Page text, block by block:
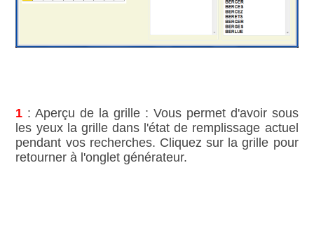
1 : Aperçu de la grille : Vous permet d'avoir sous
les yeux la grille dans l'état de remplissage actuel
pendant vos recherches. Cliquez sur la grille pour
retourner à l'onglet générateur.